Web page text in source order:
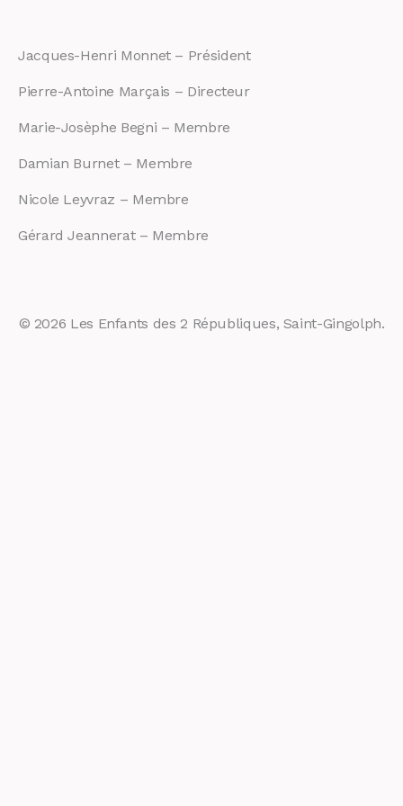
Jacques-Henri Monnet – Président
Pierre-Antoine Marçais – Directeur
Marie-Josèphe Begni – Membre
Damian Burnet – Membre
Nicole Leyvraz – Membre
Gérard Jeannerat – Membre
© 2026 Les Enfants des 2 Républiques, Saint-Gingolph.